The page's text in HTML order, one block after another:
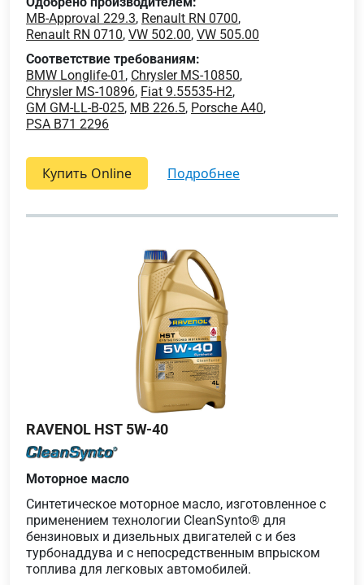
MB-Approval 229.3, Renault RN 0700,
Renault RN 0710, VW 502.00, VW 505.00
Соответствие требованиям:
BMW Longlife-01 , Chrysler MS-10850,
Chrysler MS-10896, Fiat 9.55535-H2,
GM GM-LL-B-025, MB 226.5, Porsche A40,
PSA B71 2296
Купить Online подробнее
RAVENOL HST 5W-40
Моторное масло
Синтетическое моторное масло, изготовленное с
применением технологии CleanSynto® для
бензиновых и дизельных двигателей с и без
турбонаддува и с непосредственным впрыском
топлива для легковых автомобилей.